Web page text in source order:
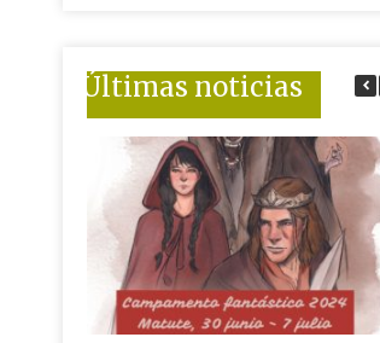
Últimas noticias